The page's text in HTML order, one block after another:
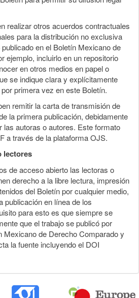
realizar otros acuerdos contractuales
para la distribución no exclusiva
en el Boletín Mexicano de
ejemplo, incluirlo en un repositorio
en otros medios en papel o
se indique clara y explícitamente
primera vez en este Boletín.
remitir la carta de transmisión de
la primera publicación, debidamente
las autoras o autores. Este formato
a través de la plataforma OJS.
lectores
de acceso abierto las lectoras o
derecho a la libre lectura, impresión
del Boletín por cualquier medio,
publicación en línea de los
para esto es que siempre se
que el trabajo se publicó por
Mexicano de Derecho Comparado y
la fuente incluyendo el DOI